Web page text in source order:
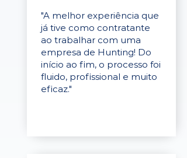
"A melhor experiência que
já tive como contratante
ao trabalhar com uma
empresa de Hunting! Do
início ao fim, o processo foi
fluido, profissional e muito
eficaz."